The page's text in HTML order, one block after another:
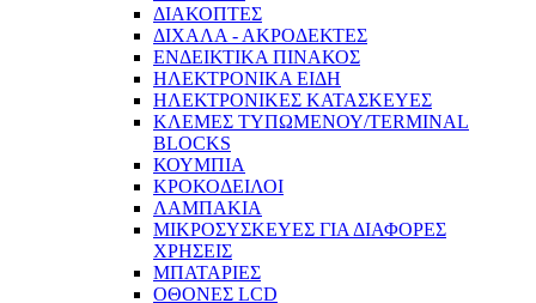
ΔΙΑΚΟΠΤΕΣ
ΔΙΧΑΛΑ - ΑΚΡΟΔΕΚΤΕΣ
ΕΝΔΕΙΚΤΙΚΑ ΠΙΝΑΚΟΣ
ΗΛΕΚΤΡΟΝΙΚΑ ΕΙΔΗ
ΗΛΕΚΤΡΟΝΙΚΕΣ ΚΑΤΑΣΚΕΥΕΣ
ΚΛΕΜΕΣ ΤΥΠΩΜΕΝΟΥ/TERMINAL
BLOCKS
ΚΟΥΜΠΙΑ
ΚΡΟΚΟΔΕΙΛΟΙ
ΛΑΜΠΑΚΙΑ
ΜΙΚΡΟΣΥΣΚΕΥΕΣ ΓΙΑ ΔΙΑΦΟΡΕΣ
ΧΡΗΣΕΙΣ
ΜΠΑΤΑΡΙΕΣ
ΟΘΟΝΕΣ LCD